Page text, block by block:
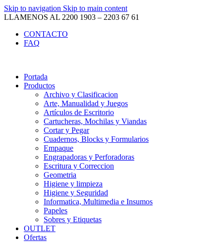
Skip to navigation Skip to main content
LLAMENOS AL 2200 1903 – 2203 67 61
CONTACTO
FAQ
Portada
Productos
Archivo y Clasificacion
Arte, Manualidad y Juegos
Artículos de Escritorio
Cartucheras, Mochilas y Viandas
Cortar y Pegar
Cuadernos, Blocks y Formularios
Empaque
Engrapadoras y Perforadoras
Escritura y Correccion
Geometria
Higiene y limpieza
Higiene y Seguridad
Informatica, Multimedia e Insumos
Papeles
Sobres y Etiquetas
OUTLET
Ofertas